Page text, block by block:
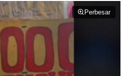
Perbesar